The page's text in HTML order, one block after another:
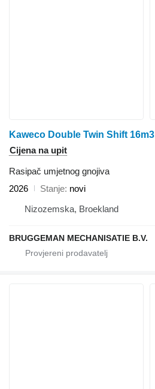
Kaweco Double Twin Shift 16m3
Cijena na upit
Rasipač umjetnog gnojiva
2026
Stanje novi
Nizozemska, Broekland
BRUGGEMAN MECHANISATIE B.V.